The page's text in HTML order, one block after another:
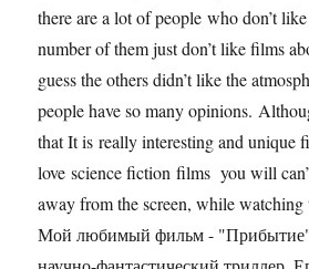
there are a lot of people who don’t
number of them just don’t like films
guess the others didn’t like the
people have so many opinions.
that It is really interesting and unique
love science fiction films you will
away from the screen, while watching
Мой любимый фильм -